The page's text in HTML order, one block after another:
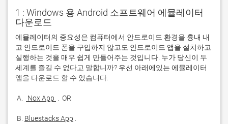
1 : Windows 용 Android 소프트웨어 에뮬레이터
다운로드
에뮬레이터의 중요성은 컴퓨터에서 안드로이드 환경을 흉내 내
고 안드로이드 폰을 구입하지 않고도 안드로이드 앱을 설치하고
실행하는 것을 매우 쉽게 만들어주는 것입니다. 누가 당신이 두
세계를 즐길 수 없다고 말합니까? 우선 아래에있는 에뮬레이터
A. Nox App
B. Bluestacks App